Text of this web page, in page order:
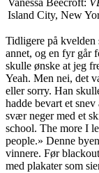
Vanessa Beecroft:
Island City, New
Tidligere på kvelden
annet, og en fyr går
skulle ønske at jeg
Yeah. Men nei, det
eller sorry. Han
hadde bevart et
svær neger med et
school. The more I
people.» Denne
vinnere. Før
med plakater som